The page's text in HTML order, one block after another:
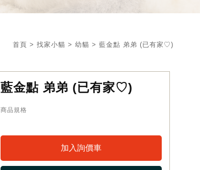
首頁 > 找家小貓 > 幼貓 > 藍金點 弟弟 (已有家♡)
藍金點 弟弟 (已有家♡)
商品規格